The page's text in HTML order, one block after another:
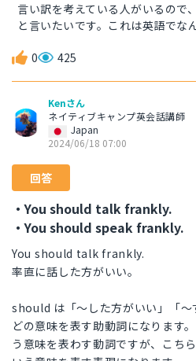
言い訳を考えている人がいるので
と言いたいです。これは英語でな
0 425
Kenさん
ネイティブキャンプ英会話講師
Japan
2024/06/18 07:00
回答
・You should talk frankly.
・You should speak frankly.
You should talk frankly.
率直に話した方がいい。
should は「〜した方がいい」「〜
どの意味を表す助動詞になります
う意味を表わす動詞ですが、こち